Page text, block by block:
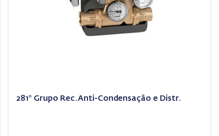
281* Grupo Rec.Anti-Condensação e Distr.